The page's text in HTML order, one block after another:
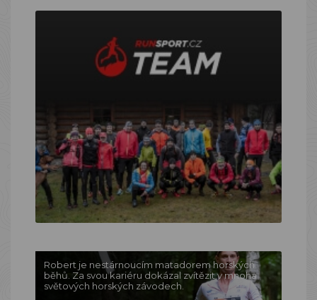
Robert je nestárnoucím matadorem horských
běhů. Za svou kariéru dokázal zvítězit v mnoha
světových horských závodech.